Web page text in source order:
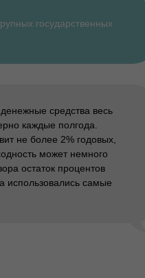
государственных
средства весь
каждые полгода.
не более 2% годовых,
может немного
остаток процентов
использовались самые